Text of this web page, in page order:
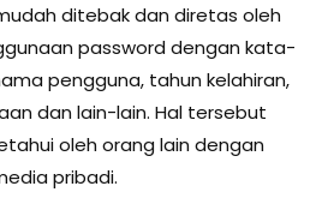
ditebak dan diretas oleh
password dengan kata-
pengguna, tahun kelahiran,
dan lain-lain. Hal tersebut
oleh orang lain dengan
pribadi.